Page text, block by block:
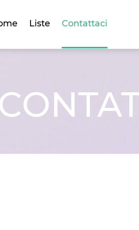
Liste Contattaci